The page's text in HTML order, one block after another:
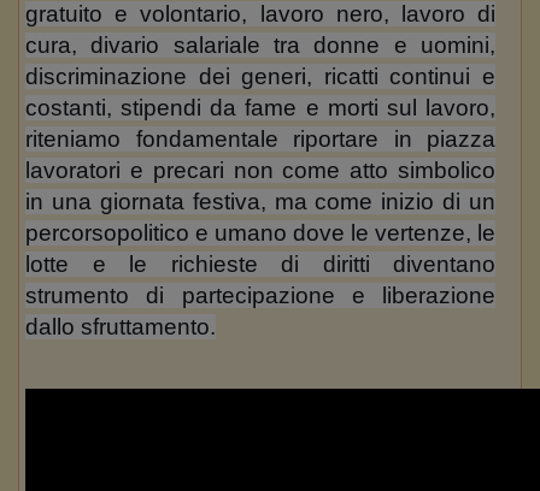
gratuito e volontario, lavoro nero, lavoro di
cura, divario salariale tra donne e uomini,
discriminazione dei generi, ricatti continui e
costanti, stipendi da fame e morti sul lavoro,
riteniamo fondamentale riportare in piazza
lavoratori e precari non come atto simbolico
in una giornata festiva, ma come inizio di un
percorsopolitico e umano dove le vertenze, le
lotte e le richieste di diritti diventano
strumento di partecipazione e liberazione
dallo sfruttamento.